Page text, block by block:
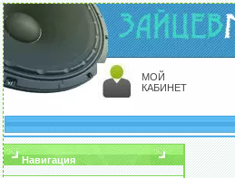
МОЙ
КАБИНЕТ
Навигация